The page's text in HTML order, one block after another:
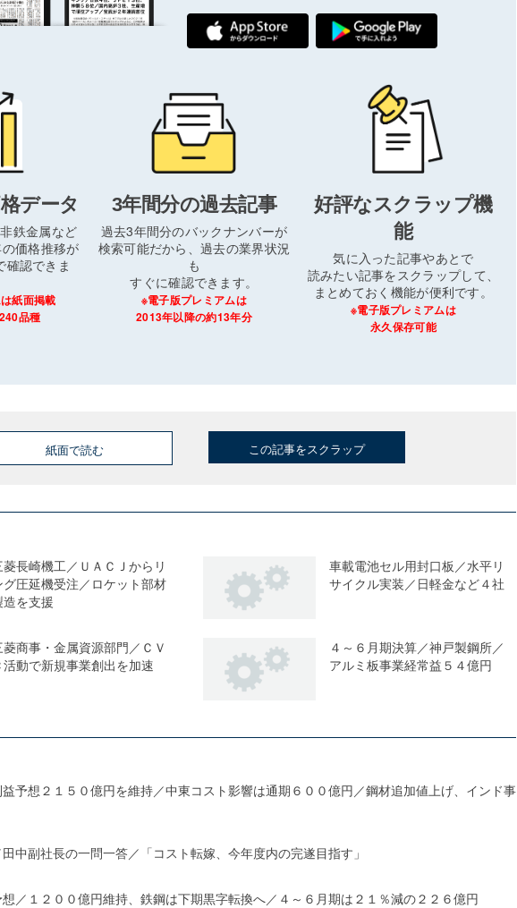
データ
鉄金属など
価格推移が
確認できま
紙面掲載
品種
3年間分の過去記事
過去3年間分のバックナンバーが
検索可能だから、過去の業界状況
も
すぐに確認できます。
※電子版プレミアムは
2013年以降の約13年分
好評なスクラップ機
能
気に入った記事やあとで
読みたい記事をスクラップして、
まとめておく機能が便利です。
※電子版プレミアムは
永久保存可能
紙面で読む この記事をスクラップ
菱長崎機工／ＵＡＣＪからリ
グ圧延機受注／ロケット部材
造を支援
車載電池セル用封口板／水平リ
サイクル実装／日軽金など４社
菱商事・金属資源部門／ＣＶ
活動で新規事業創出を加速
４～６月期決算／神戸製鋼所／
アルミ板事業経常益５４億円
益予想２１５０億円を維持／中東コスト影響は通期６００億円／鋼材追加値上げ、インド事
中副社長の一問一答／「コスト転嫁、今年度内の完遂目指す」
／１２００億円維持、鉄鋼は下期黒字転換へ／４～６月期は２１％減の２２６億円